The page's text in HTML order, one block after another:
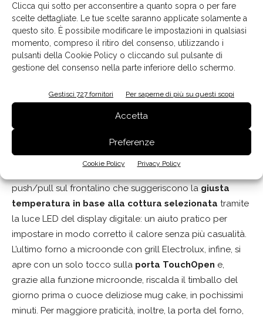
Clicca qui sotto per acconsentire a quanto sopra o per fare
scelte dettagliate. Le tue scelte saranno applicate solamente a
questo sito. È possibile modificare le impostazioni in qualsiasi
momento, compreso il ritiro del consenso, utilizzando i
pulsanti della Cookie Policy o cliccando sul pulsante di
gestione del consenso nella parte inferiore dello schermo.
Gestisci 727 fornitori Per saperne di più su questi scopi
Accetta
Preferenze
Cookie Policy Privacy Policy
microonde, infatti, è possibile sfornare sempre piatti
deliziosi per la cena dell’ultimo minuto.
Dal display LCD dei due forni più evoluti - uno con la
finitura lucida e uno con il vetro opaco -, si accede
facilmente ai diversi programmi e impostazioni: la
direttamente dal congelatore, preservando sapore e
consistenza, fino alla cottura, le28 preparazioni
preimpostate
prova le proprie abilità, con la sicurezza di un ottimo
risultato.
push/pull sul frontalino che suggeriscono lagiusta
temperatura in base alla cottura selezionata tramite
la luce LED del display digitale: un aiuto pratico per
impostare in modo corretto il calore senza più casualità.
L’ultimo forno a microonde con grill Electrolux, infine, si
apre con un solo tocco sulla porta TouchOpen e,
grazie alla funzione microonde, riscalda il timballo del
giorno prima o cuoce deliziose mug cake, in pochissimi
minuti. Per maggiore praticità, inoltre, la porta del forno,